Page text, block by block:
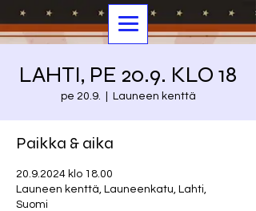
LAHTI, PE 20.9. KLO 18
pe 20.9. Launeen kenttä
Paikka & aika
20.9.2024 klo 18.00
Launeen kenttä, Launeenkatu, Lahti,
Suomi